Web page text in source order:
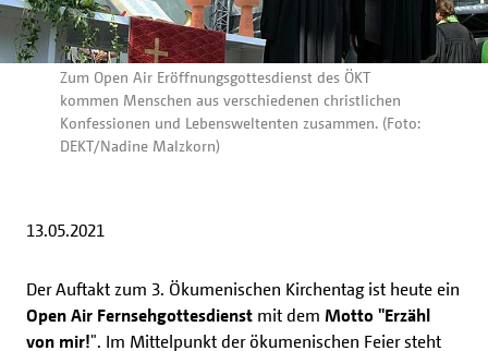
Zum Open Air Eröffnungsgottesdienst des ÖKT
kommen Menschen aus verschiedenen christlichen
Konfessionen und Lebensweltenten zusammen. (Foto:
DEKT/Nadine Malzkorn)
13.05.2021
Der Auftakt zum 3. Ökumenischen Kirchentag ist heute ein
Open Air Fernsehgottesdienst mit dem Motto "Erzähl
von mir!". Im Mittelpunkt der ökumenischen Feier steht